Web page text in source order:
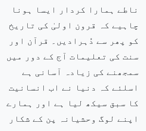
ناطے ہمارا کردار ایسا ہونا
چاہیے کہ قرون اولیٰ کی تاریخ
کو پھر سے دُہرادیں۔ قرآن اور
سنت کی تعلیمات آج کے دور میں
سمجھنے کی زیادہ آسانی ہے
اسلئے کہ دنیا نے اب انسانیت
کا سبق سیکھ لیا ہے اور ہمارے
اپنے لوگ وحشیانہ پن کے شکار